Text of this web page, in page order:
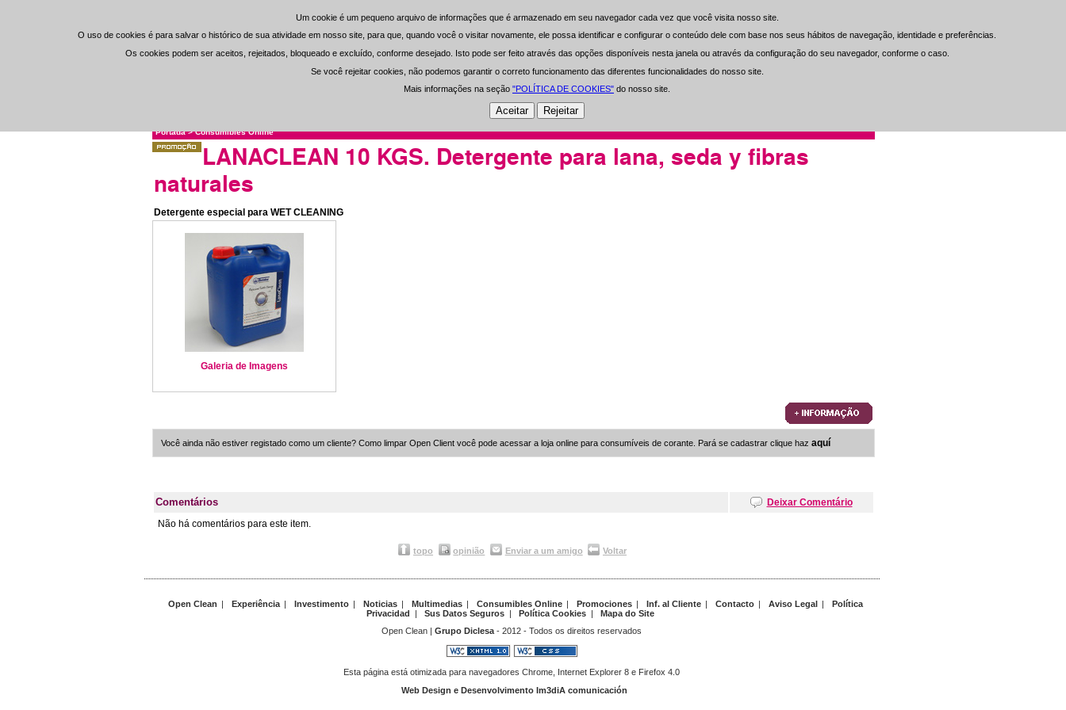
Um cookie é um pequeno arquivo de informações que é armazenado em seu navegador cada vez que você visita nosso site.
O uso de cookies é para salvar o histórico de sua atividade em nosso site, para que, quando você o visitar novamente, ele possa identificar e configurar o conteúdo dele com base nos seus hábitos de navegação, identidade e preferências.
Os cookies podem ser aceitos, rejeitados, bloqueado e excluído, conforme desejado. Isto pode ser feito através das opções disponíveis nesta janela ou através da configuração do seu navegador, conforme o caso.
Se você rejeitar cookies, não podemos garantir o correto funcionamento das diferentes funcionalidades do nosso site.
Mais informações na seção "POLÍTICA DE COOKIES" do nosso site.
Um cookie é um pequeno arquivo de informações que é armazenado em seu navegador cada vez que você visita nosso site.
O uso de cookies é para salvar o histórico de sua atividade em nosso site, para que, quando você o visitar novamente, ele possa identificar e configurar o conteúdo dele com base nos seus hábitos de navegação, identidade e preferências.
Os cookies podem ser aceitos, rejeitados, bloqueado e excluído, conforme desejado. Isto pode ser feito através das opções disponíveis nesta janela ou através da configuração do seu navegador, conforme o caso.
Se você rejeitar cookies, não podemos garantir o correto funcionamento das diferentes funcionalidades do nosso site.
Mais informações na seção "POLÍTICA DE COOKIES" do nosso site.
Experiência
Portada>Consumibles Online
LANACLEAN 10 KGS. Detergente para lana, seda y fibras
naturales
Detergente especial para WET CLEANING
Galeria de Imagens
Você ainda não estiver registado como um cliente? Como limpar Open Client você pode acessar a loja online para consumíveis de corante. Pará se cadastrar clique haz aquí
Comentários
Deixar Comentário
Não há comentários para este item.
topo opinião Enviar a um amigo Voltar
0 Artigos Selecionados
Open Clean | Experiência | Investimento | Noticias | Multimedias | Consumibles Online | Promociones | Inf. al Cliente | Contacto | Aviso Legal |
Política
Privacidad
| Sus Datos Seguros | Política Cookies |
Mapa do Site
Open Clean | Grupo Diclesa - 2012 - Todos os direitos reservados
Esta página está otimizada para navegadores Chrome, Internet Explorer 8 e Firefox 4.0
Web Design e Desenvolvimento Im3diA comunicación